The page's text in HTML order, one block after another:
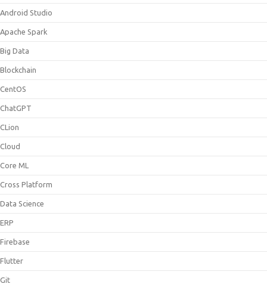
Android Studio
Apache Spark
Big Data
Blockchain
CentOS
ChatGPT
CLion
Cloud
Core ML
Cross Platform
Data Science
ERP
Firebase
Flutter
Git